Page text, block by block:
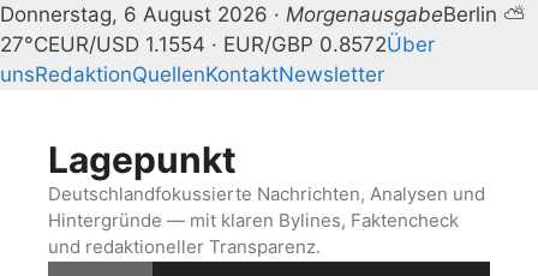
Donnerstag, 6 August 2026 · MorgenausgabeBerlin ⛅
27°CEUR/USD 1.1554 · EUR/GBP 0.8572Über
unsRedaktionQuellenKontaktNewsletter
springenLagepunkt
Deutschlandfokussierte Nachrichten, Analysen und
Hintergründe — mit klaren Bylines, Faktencheck
und redaktioneller Transparenz.